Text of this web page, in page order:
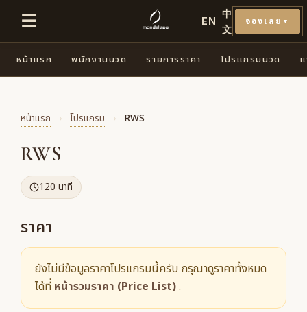
☰ EN
中
文
จองเลย ▼
หน้าแรก พนักงานนวด รายการราคา โปรแกรมนวด
หน้าแรก › โปรแกรม › RWS
RWS
120 นาที
ราคา
ยังไม่มีข้อมูลราคาโปรแกรมนี้ครับ กรุณาดูราคาทั้งหมด
ได้ที่ หน้ารวมราคา (Price List).